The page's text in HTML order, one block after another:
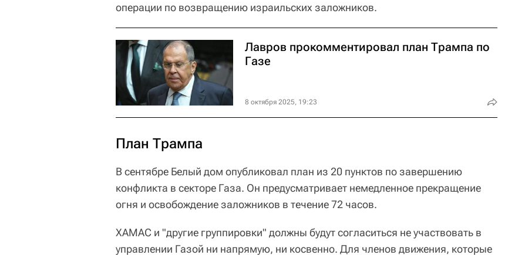
операции по возвращению израильских заложников.
Лавров прокомментировал план Трампа по
Газе
8 октября 2025, 19:23
План Трампа
В сентябре Белый дом опубликовал план из 20 пунктов по завершению
конфликта в секторе Газа. Он предусматривает немедленное прекращение
огня и освобождение заложников в течение 72 часов.
ХАМАС и "другие группировки" должны будут согласиться не участвовать в
управлении Газой ни напрямую, ни косвенно. Для членов движения, которые